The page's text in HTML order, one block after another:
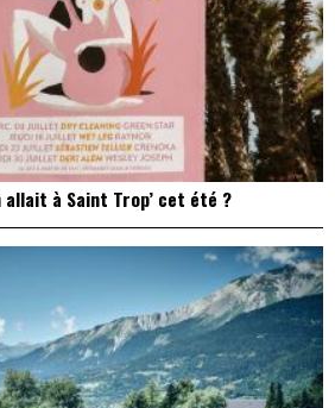
allait à Saint Trop’ cet été ?